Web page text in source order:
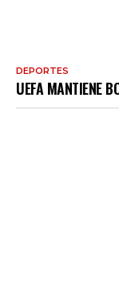
DEPORTES
UEFA MANTIENE